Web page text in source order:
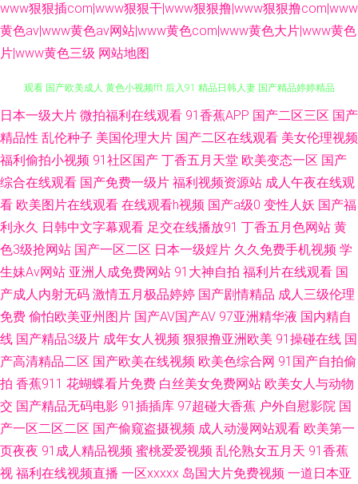
www狠狠插com|www狠狠干|www狠狠撸|www狠狠撸com|www
黄色av|www黄色av网站|www黄色com|www黄色大片|www黄色
片|www黄色三级 网站地图
日韩黄片 99精品小视频 欧美毛片基地 青青久久91 美日综合网 黄页永久免费
观看 国产欧美成人 黄色小视频fft 后入91 精品日韩人妻 国产精品婷婷精品
品九 黑丝巨乳 海角社区真实偷伦AV 精品少妇一区二区三区 久久豆花 欧美日
韩中文在线 日本強姦 欧美91在线欧美专区 欧美国产欧美亚洲国产 日韩精品
N区 日韩伦理在线观看 午夜相爱福利 在线爱AV福利 91海角社区视频 97色资
源 美日韩精品卡久久 亚洲欧美自拍一区 福利视频91 玖玖大香蕉老司机 91资
源网在线播放 抖阴免费网站 国产一区网站 欧美wwwsss 男人噜色AV 色香焦
AV 亚洲国产日韩欧美综合 91蝌蚪成人 欧美人妖 欧美人妖网站 日韩无砖砖区
色综色囯产欧美曰韩 99精品国产视频 成人精品区 偷拍福利导航 AV网站免费
日本一级大片 微拍福利在线观看 91香蕉APP 国产二区三区 国产
精品性 乱伦种子 美国伦理大片 国产二区在线观看 美女伦理视频
福利偷拍小视频 91社区国产 丁香五月天堂 欧美变态一区 国产
综合在线观看 国产免费一级片 福利视频资源站 成人午夜在线观
看 欧美图片在线观看 在线观看h视频 国产a级0 变性人妖 国产福
利永久 日韩中文字幕观看 足交在线播放91 丁香五月色网站 黄
色3级抢网站 国产一区二区 日本一级婬片 久久免费手机视频 学
生妹Av网站 亚洲人成免费网站 91大神自拍 福利片在线观看 国
产成人内射无码 激情五月极品婷婷 国产剧情精品 成人三级伦理
免费 偷怕欧美亚州图片 国产AV国产AV 97亚洲精华液 国内精自
线 国产精品3级片 成年女人视频 狠狠撸亚洲欧美 91操碰在线 国
产高清精品二区 国产欧美在线视频 欧美色综合网 91国产自拍偷
拍 香蕉911 花蝴蝶看片免费 白丝美女免费网站 欧美女人与动物
交 国产精品无码电影 91插插库 97超碰大香蕉 户外自慰影院 国
产一区二区二区 国产偷窥盗摄视频 成人动漫网站观看 欧美第一
页夜夜 91成人精品视频 蜜桃爱爱视频 乱伦熟女五月天 91香蕉
视 福利在线视频直播 一区xxxxx 岛国大片免费视频 一道日本亚